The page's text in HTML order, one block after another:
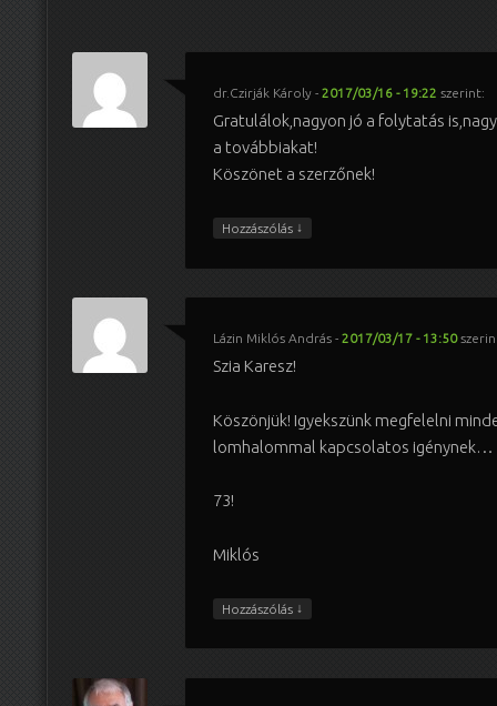
dr.Czirják Károly- 2017/03/16 - 19:22 szerint:
Gratulálok,nagyon jó a folytatás
a továbbiakat!
Köszönet a szerzőnek!
Hozzászólás ↓
Lázin Miklós András- 2017/03/17 - 13:50
Szia Karesz!
Köszönjük! Igyekszünk megfelelni
lomhalommal kapcsolatos igénynek…
73!
Miklós
Hozzászólás ↓